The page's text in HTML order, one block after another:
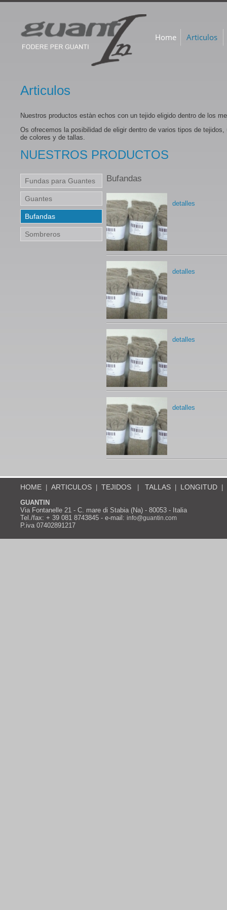
Home Articulos
Articulos
Nuestros productos estàn echos con un tejido eligido dentro de los
Os ofrecemos la posibilidad de eligir dentro de varios tipos de tejidos,
de colores y de tallas.
NUESTROS PRODUCTOS
Fundas para Guantes
Guantes
Bufandas
Sombreros
Bufandas
detalles
detalles
detalles
detalles
HOME ARTICULOS TEJIDOS TALLAS LONGITUD
GUANTIN
Via Fontanelle 21 - C. mare di Stabia (Na) - 80053 - Italia
Tel./fax: + 39 081 8743845 - e-mail: info@guantin.com
P.iva 07402891217